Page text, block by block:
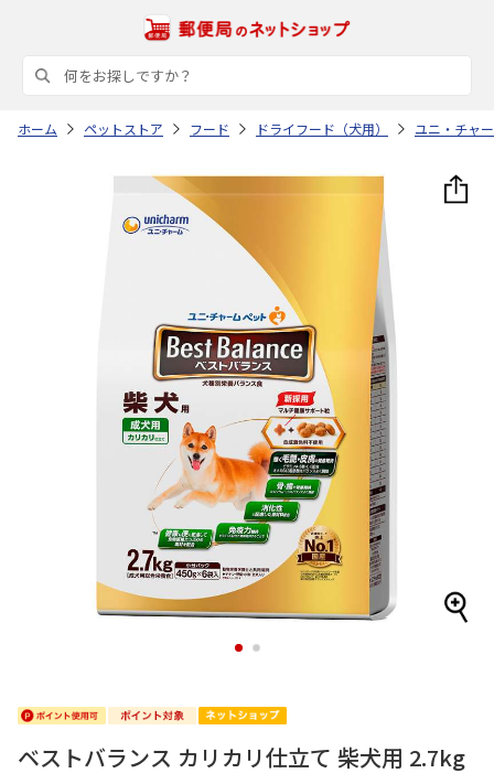
ホーム ペットストア フード ドライフード（犬用） ユニ・チャ
1 2
ベストバランス カリカリ仕立て 柴犬用 2.7kg